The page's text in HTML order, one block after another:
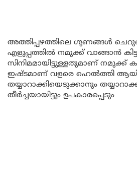
അത്തിപ്പഴത്തിലെ ഗുണങ്ങൾ
എളുപ്പത്തിൽ നമുക്ക് വാങ്ങാൻ
സിനിമമായിട്ടുള്ളതുമാണ് നമുക്ക്
ഇഷ്ടമാണ് വളരെ ഹെൽത്തി
തയ്യാറാക്കിയെടുക്കാനും
തീർച്ചയായിട്ടും ഉപകാരപ്പെടും